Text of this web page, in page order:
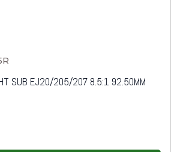
SUB EJ20/205/207 8.5:1 92.50MM